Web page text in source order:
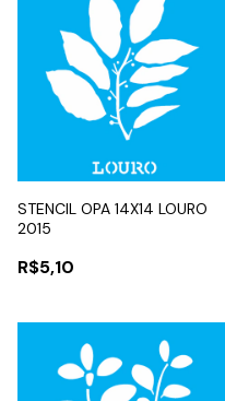
STENCIL OPA 14X14 LOURO
2015
R$5,10